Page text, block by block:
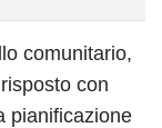
comunitario,
con
pianificazione